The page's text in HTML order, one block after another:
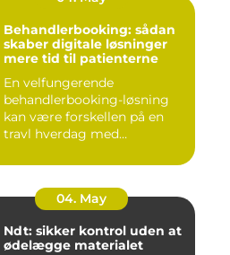
Behandlerbooking: sådan
skaber digitale løsninger
mere tid til patienterne
En velfungerende
behandlerbooking-løsning
kan være forskellen på en
travl hverdag med
04. May
Ndt: sikker kontrol uden at
ødelægge materialet